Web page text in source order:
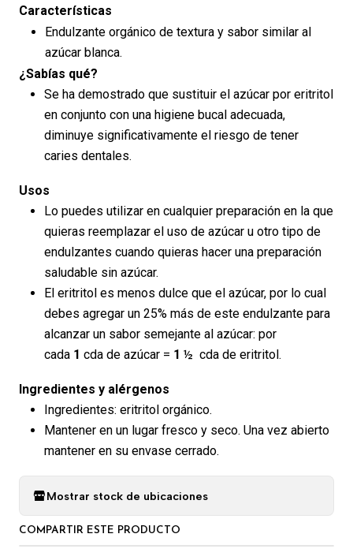
Características
Endulzante orgánico de textura y sabor similar al
azúcar blanca.
¿Sabías qué?
Se ha demostrado que sustituir el azúcar por eritritol
en conjunto con una higiene bucal adecuada,
diminuye significativamente el riesgo de tener
caries dentales.
Usos
Lo puedes utilizar en cualquier preparación en la que
quieras reemplazar el uso de azúcar u otro tipo de
endulzantes cuando quieras hacer una preparación
saludable sin azúcar.
El eritritol es menos dulce que el azúcar, por lo cual
debes agregar un 25% más de este endulzante para
alcanzar un sabor semejante al azúcar: por
cada 1 cda de azúcar = 1 ½ cda de eritritol.
Ingredientes y alérgenos
Ingredientes: eritritol orgánico.
Mantener en un lugar fresco y seco. Una vez abierto
mantener en su envase cerrado.
Mostrar stock de ubicaciones
COMPARTIR ESTE PRODUCTO